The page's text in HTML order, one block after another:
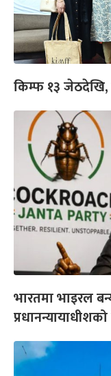
किम्फ १३
भारतमा भाइरल